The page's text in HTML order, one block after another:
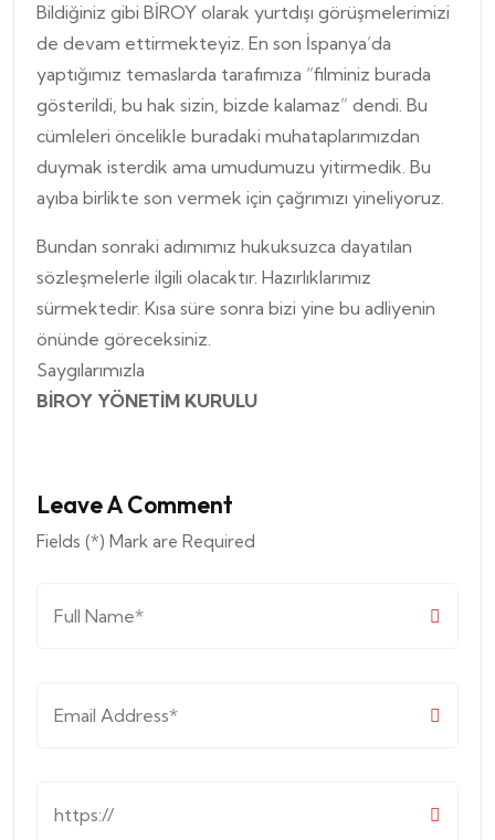
Bildiğiniz gibi BİROY olarak yurtdışı görüşmelerimizi
de devam ettirmekteyiz. En son İspanya’da
yaptığımız temaslarda tarafımıza “filminiz burada
gösterildi, bu hak sizin, bizde kalamaz” dendi. Bu
cümleleri öncelikle buradaki muhataplarımızdan
duymak isterdik ama umudumuzu yitirmedik. Bu
ayıba birlikte son vermek için çağrımızı yineliyoruz.
Bundan sonraki adımımız hukuksuzca dayatılan
sözleşmelerle ilgili olacaktır. Hazırlıklarımız
sürmektedir. Kısa süre sonra bizi yine bu adliyenin
önünde göreceksiniz.
Saygılarımızla
BİROY YÖNETİM KURULU
Leave A Comment
Fields (*) Mark are Required